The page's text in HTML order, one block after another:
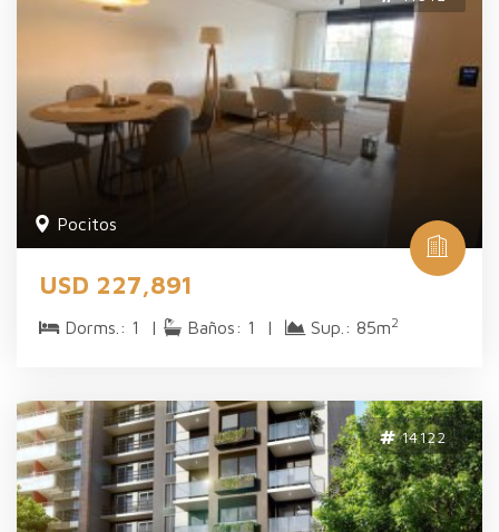
Pocitos
USD 227,891
Dorms.: 1 | Baños: 1 | Sup.: 85m2
14122